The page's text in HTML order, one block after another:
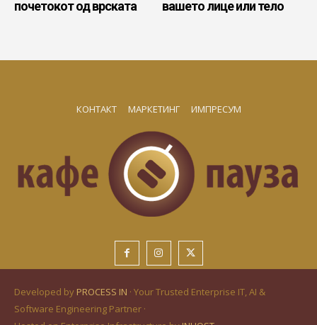
почетокот од врската
вашето лице или тело
КОНТАКТ МАРКЕТИНГ ИМПРЕСУМ
Developed by PROCESS IN · Your Trusted Enterprise IT, AI &
Software Engineering Partner ·